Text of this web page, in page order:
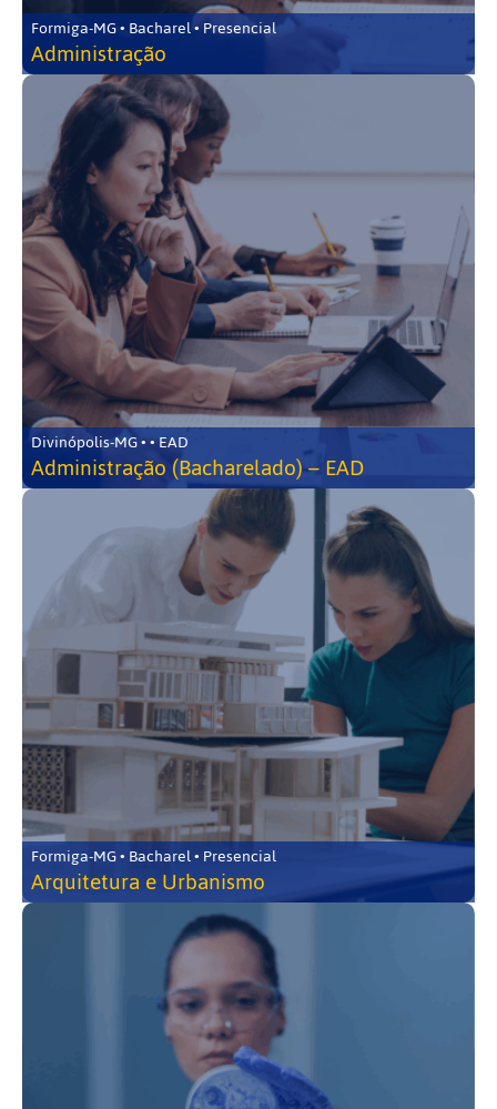
Formiga-MG • Bacharel • Presencial
Administração
Divinópolis-MG • • EAD
Administração (Bacharelado) – EAD
Formiga-MG • Bacharel • Presencial
Arquitetura e Urbanismo